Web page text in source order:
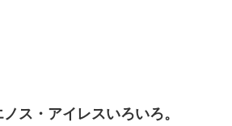
ノス・アイレスいろいろ。